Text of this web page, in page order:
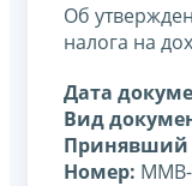
Об
налога на
Дата
Вид
Принявший
Номер: ММВ-